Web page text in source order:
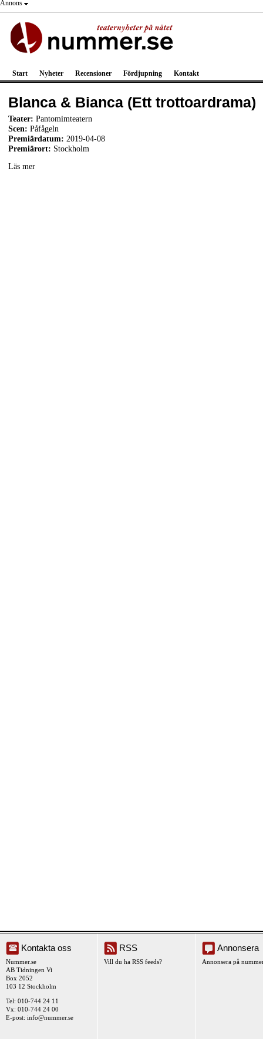
Annons
Start Nyheter Recensioner Fördjupning Kontakt
Blanca & Bianca (Ett trottoardrama)
Teater: Pantomimteatern
Scen: Påfågeln
Premiärdatum: 2019-04-08
Premiärort: Stockholm
Läs mer
Kontakta oss
Nummer.se
AB Tidningen Vi
Box 2052
103 12 Stockholm
Tel: 010-744 24 11
Vx: 010-744 24 00
E-post: info@nummer.se
RSS
Vill du ha RSS feeds?
Annonsera
Annonsera på